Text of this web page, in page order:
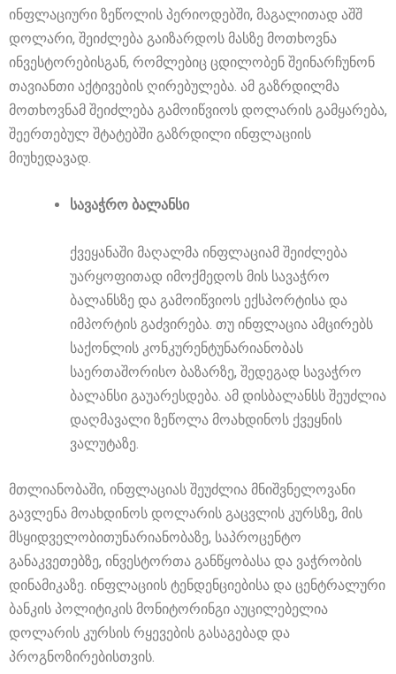
ინფლაციური ზეწოლის პერიოდებში, მაგალითად აშშ
დოლარი, შეიძლება გაიზარდოს მასზე მოთხოვნა
ინვესტორებისგან, რომლებიც ცდილობენ შეინარჩუნონ
თავიანთი აქტივების ღირებულება. ამ გაზრდილმა
მოთხოვნამ შეიძლება გამოიწვიოს დოლარის გამყარება,
შეერთებულ შტატებში გაზრდილი ინფლაციის
მიუხედავად.
სავაჭრო ბალანსი
ქვეყანაში მაღალმა ინფლაციამ შეიძლება
უარყოფითად იმოქმედოს მის სავაჭრო
ბალანსზე და გამოიწვიოს ექსპორტისა და
იმპორტის გაძვირება. თუ ინფლაცია ამცირებს
საქონლის კონკურენტუნარიანობას
საერთაშორისო ბაზარზე, შედეგად სავაჭრო
ბალანსი გაუარესდება. ამ დისბალანსს შეუძლია
დაღმავალი ზეწოლა მოახდინოს ქვეყნის
ვალუტაზე.
მთლიანობაში, ინფლაციას შეუძლია მნიშვნელოვანი
გავლენა მოახდინოს დოლარის გაცვლის კურსზე, მის
მსყიდველობითუნარიანობაზე, საპროცენტო
განაკვეთებზე, ინვესტორთა განწყობასა და ვაჭრობის
დინამიკაზე. ინფლაციის ტენდენციებისა და ცენტრალური
ბანკის პოლიტიკის მონიტორინგი აუცილებელია
დოლარის კურსის რყევების გასაგებად და
პროგნოზირებისთვის.